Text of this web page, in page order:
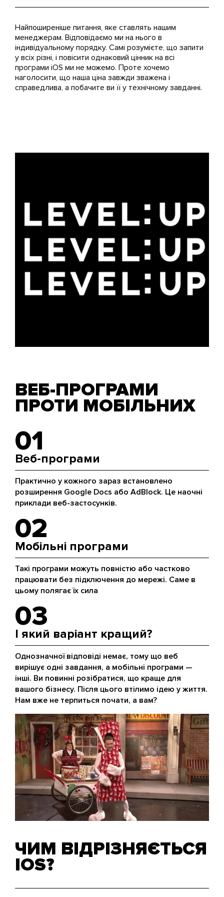
Найпоширеніше питання, яке ставлять нашим
менеджерам. Відповідаємо ми на нього в
індивідуальному порядку. Самі розумієте, що запити
у всіх різні, і повісити однаковий цінник на всі
програми iOS ми не можемо. Проте хочемо
наголосити, що наша ціна завжди зважена і
справедлива, а побачите ви її у технічному завданні.
ВЕБ-ПРОГРАМИ
ПРОТИ МОБІЛЬНИХ
01
Веб-програми
Практично у кожного зараз встановлено
розширення Google Docs або AdBlock. Це наочні
приклади веб-застосунків.
02
Мобільні програми
Такі програми можуть повністю або частково
працювати без підключення до мережі. Саме в
цьому полягає їх сила
03
І який варіант кращий?
Однозначної відповіді немає, тому що веб
вирішує одні завдання, а мобільні програми —
інші. Ви повинні розібратися, що краще для
вашого бізнесу. Після цього втілимо ідею у життя.
Нам вже не терпиться почати, а вам?
ЧИМ ВІДРІЗНЯЄТЬСЯ
IOS?